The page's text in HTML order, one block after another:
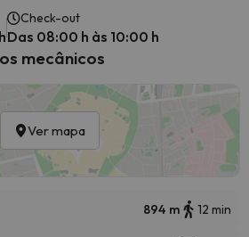
Check-out
Das 08:00 h às 10:00 h
mecânicos
Ver mapa
894 m 12 min